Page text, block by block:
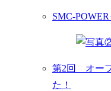
SMC-
第2回 オー
た！